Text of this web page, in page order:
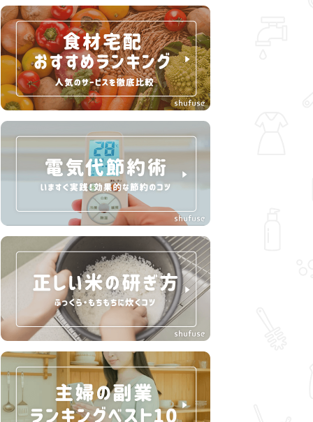
して、正しい食べ方を確認しましょ
う。大人の嗜みとして知っておきた
い新常識を解説します。